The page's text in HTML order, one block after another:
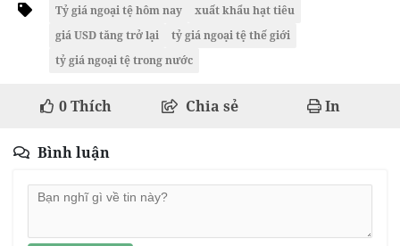
Tỷ giá ngoại tệ hôm nay
xuất khẩu hạt tiêu
giá USD tăng trở lại
tỷ giá ngoại tệ thế giới
tỷ giá ngoại tệ trong nước
0Thích Chia sẻ In
Bình luận